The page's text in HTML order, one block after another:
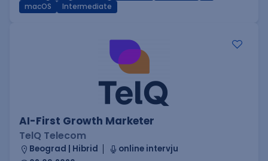
macOS
Intermediate
AI-First Growth Marketer
TelQ Telecom
Beograd | Hibrid
online intervju